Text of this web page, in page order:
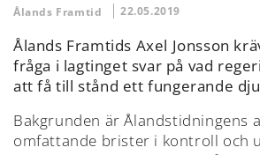
Ålands Framtid 22.05.2019
Ålands Framtids Axel Jonsson
fråga i lagtinget svar på vad
att få till stånd ett fungerande
Bakgrunden är Ålandstidningens
omfattande brister i kontroll och